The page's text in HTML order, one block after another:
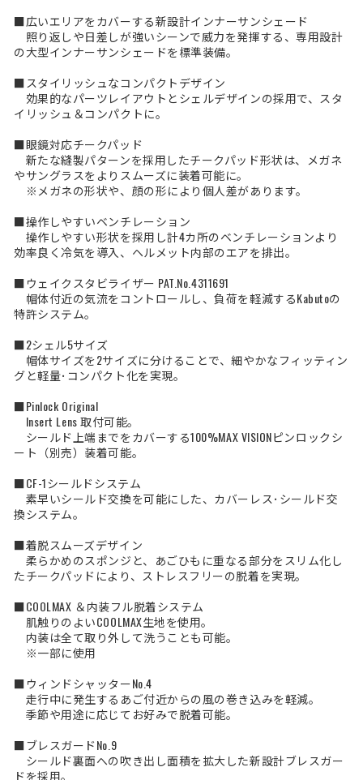
■広いエリアをカバーする新設計インナーサンシェード
照り返しや日差しが強いシーンで威力を発揮する、専用設計
の大型インナーサンシェードを標準装備。
■スタイリッシュなコンパクトデザイン
効果的なパーツレイアウトとシェルデザインの採用で、スタ
イリッシュ＆コンパクトに。
■眼鏡対応チークパッド
新たな縫製パターンを採用したチークパッド形状は、メガネ
やサングラスをよりスムーズに装着可能に。
※メガネの形状や、顔の形により個人差があります。
■操作しやすいベンチレーション
操作しやすい形状を採用し計4カ所のベンチレーションより
効率良く冷気を導入、ヘルメット内部のエアを排出。
■ウェイクスタビライザー PAT.No.4311691
帽体付近の気流をコントロールし、負荷を軽減するKabutoの
特許システム。
■2シェル5サイズ
帽体サイズを2サイズに分けることで、細やかなフィッティン
グと軽量･コンパクト化を実現。
■Pinlock Original
Insert Lens 取付可能。
シールド上端までをカバーする100%MAX VISIONピンロックシ
ート（別売）装着可能。
■CF-1シールドシステム
素早いシールド交換を可能にした、カバーレス･シールド交
換システム。
■着脱スムーズデザイン
柔らかめのスポンジと、あごひもに重なる部分をスリム化し
たチークパッドにより、ストレスフリーの脱着を実現。
■COOLMAX ＆内装フル脱着システム
肌触りのよいCOOLMAX生地を使用。
内装は全て取り外して洗うことも可能。
※一部に使用
■ウィンドシャッターNo.4
走行中に発生するあご付近からの風の巻き込みを軽減。
季節や用途に応じてお好みで脱着可能。
■ブレスガードNo.9
シールド裏面への吹き出し面積を拡大した新設計ブレスガー
ドを採用。